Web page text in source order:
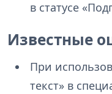
в статусе
Известные
При
текст» в